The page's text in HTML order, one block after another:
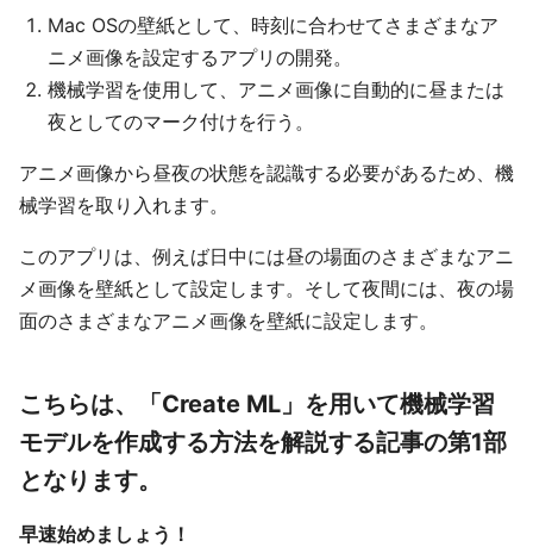
Mac OSの壁紙として、時刻に合わせてさまざまなア
ニメ画像を設定するアプリの開発。
機械学習を使用して、アニメ画像に自動的に昼または
夜としてのマーク付けを行う。
アニメ画像から昼夜の状態を認識する必要があるため、機
械学習を取り入れます。
このアプリは、例えば日中には昼の場面のさまざまなアニ
メ画像を壁紙として設定します。そして夜間には、夜の場
面のさまざまなアニメ画像を壁紙に設定します。
こちらは、「Create ML」を用いて機械学習
モデルを作成する方法を解説する記事の第1部
となります。
早速始めましょう！